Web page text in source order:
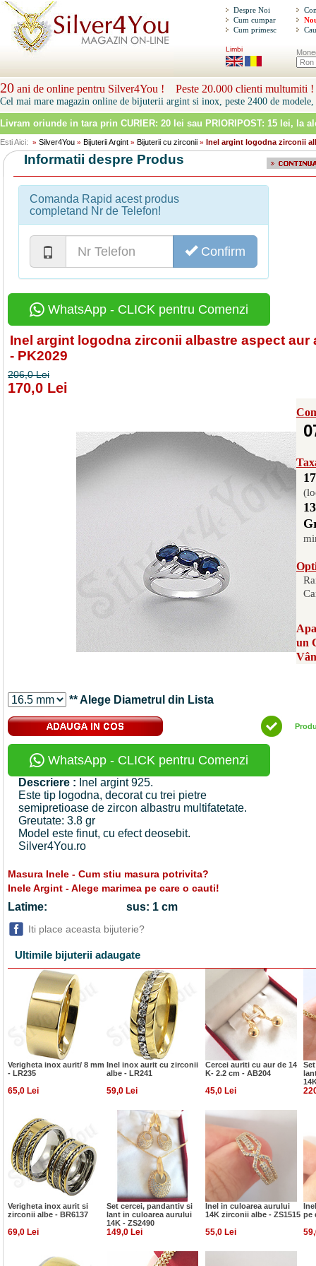
Despre Noi
Cum cumpar
Cum primesc
Limbi
20 ani de online pentru Silver4You ! Peste 20.000 clienti multumiti !
Cel mai mare magazin online de bijuterii argint si inox, peste 2400 de modele,
Livram oriunde in tara prin CURIER: 20 lei sau PRIORIPOST: 15 lei, la
Esti Aici: » Silver4You » Bijuterii Argint » Bijuterii cu zirconii » Inel argint logodna zirconii
Informatii despre Produs
Comanda Rapid acest produs
completand Nr de Telefon!
Confirm
WhatsApp - CLICK pentru Comenzi
Inel argint logodna zirconii albastre aspect aur
- PK2029
206,0 Lei
170,0 Lei
un
** Alege Diametrul din Lista
WhatsApp - CLICK pentru Comenzi
Descriere : Inel argint 925.
Este tip logodna, decorat cu trei pietre
semipretioase de zircon albastru multifatetate.
Greutate: 3.8 gr
Model este finut, cu efect deosebit.
Silver4You.ro
Masura Inele - Cum stiu masura potrivita?
Inele Argint - Alege marimea pe care o cauti!
Latime: sus: 1 cm
Iti place aceasta bijuterie?
Ultimile bijuterii adaugate
Verigheta inox aurit/ 8 mm
- LR235
Inel inox aurit cu zirconii
albe - LR241
Cercei auriti cu aur de 14
K- 2.2 cm - AB204
65,0 Lei 59,0 Lei 45,0 Lei
Verigheta inox aurit si
zirconii albe - BR6137
Set cercei, pandantiv si
lant in culoarea aurului
14K - ZS2490
Inel in culoarea aurului
14K zirconii albe - ZS1515 pe
69,0 Lei 149,0 Lei 55,0 Lei